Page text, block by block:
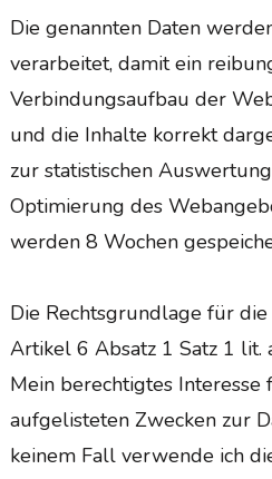
Die genannten Daten
verarbeitet, damit ein
Verbindungsaufbau der
und die Inhalte korrekt
zur statistischen
Optimierung des
werden 8 Wochen
Die Rechtsgrundlage für
Artikel 6 Absatz 1 Satz 1 lit.
Mein berechtigtes Interesse
aufgelisteten Zwecken zur
keinem Fall verwende ich